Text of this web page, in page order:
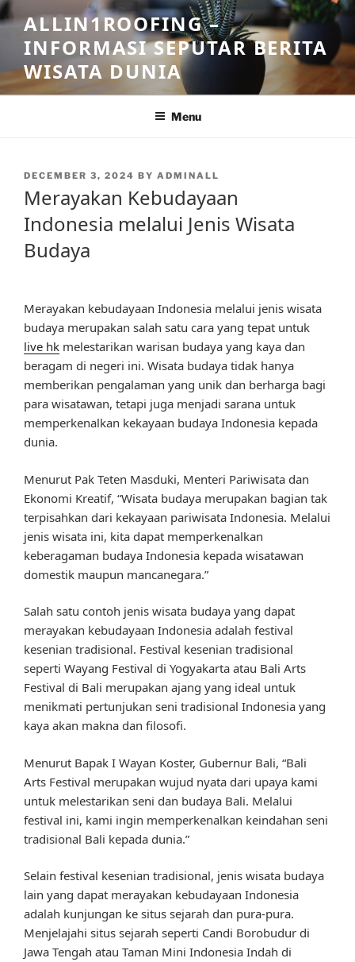
Skip
to
content
ALLIN1ROOFING –
INFORMASI SEPUTAR BERITA
WISATA DUNIA
Menu
POSTED
DECEMBER 3, 2024 BY ADMINALL
Merayakan Kebudayaan
Indonesia melalui Jenis Wisata
Budaya
Merayakan kebudayaan Indonesia melalui jenis wisata
budaya merupakan salah satu cara yang tepat untuk
live hk melestarikan warisan budaya yang kaya dan
beragam di negeri ini. Wisata budaya tidak hanya
memberikan pengalaman yang unik dan berharga bagi
para wisatawan, tetapi juga menjadi sarana untuk
memperkenalkan kekayaan budaya Indonesia kepada
dunia.
Menurut Pak Teten Masduki, Menteri Pariwisata dan
Ekonomi Kreatif, “Wisata budaya merupakan bagian tak
terpisahkan dari kekayaan pariwisata Indonesia. Melalui
jenis wisata ini, kita dapat memperkenalkan
keberagaman budaya Indonesia kepada wisatawan
domestik maupun mancanegara.”
Salah satu contoh jenis wisata budaya yang dapat
merayakan kebudayaan Indonesia adalah festival
kesenian tradisional. Festival kesenian tradisional
seperti Wayang Festival di Yogyakarta atau Bali Arts
Festival di Bali merupakan ajang yang ideal untuk
menikmati pertunjukan seni tradisional Indonesia yang
kaya akan makna dan filosofi.
Menurut Bapak I Wayan Koster, Gubernur Bali, “Bali
Arts Festival merupakan wujud nyata dari upaya kami
untuk melestarikan seni dan budaya Bali. Melalui
festival ini, kami ingin memperkenalkan keindahan seni
tradisional Bali kepada dunia.”
Selain festival kesenian tradisional, jenis wisata budaya
lain yang dapat merayakan kebudayaan Indonesia
adalah kunjungan ke situs sejarah dan pura-pura.
Menjelajahi situs sejarah seperti Candi Borobudur di
Jawa Tengah atau Taman Mini Indonesia Indah di